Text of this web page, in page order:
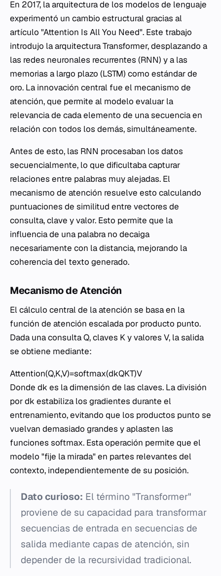
En 2017, la arquitectura de los modelos de lenguaje
experimentó un cambio estructural gracias al
artículo "Attention Is All You Need". Este trabajo
introdujo la arquitectura Transformer, desplazando a
las redes neuronales recurrentes (RNN) y a las
memorias a largo plazo (LSTM) como estándar de
oro. La innovación central fue el mecanismo de
atención, que permite al modelo evaluar la
relevancia de cada elemento de una secuencia en
relación con todos los demás, simultáneamente.
Antes de esto, las RNN procesaban los datos
secuencialmente, lo que dificultaba capturar
relaciones entre palabras muy alejadas. El
mecanismo de atención resuelve esto calculando
puntuaciones de similitud entre vectores de
consulta, clave y valor. Esto permite que la
influencia de una palabra no decaiga
necesariamente con la distancia, mejorando la
coherencia del texto generado.
Mecanismo de Atención
El cálculo central de la atención se basa en la
función de atención escalada por producto punto.
Dada una consulta Q, claves K y valores V, la salida
se obtiene mediante:
Attention(Q,K,V)=softmax(dk​​QKT​)V
Donde dk​ es la dimensión de las claves. La división
por dk​​ estabiliza los gradientes durante el
entrenamiento, evitando que los productos punto se
vuelvan demasiado grandes y aplasten las
funciones softmax. Esta operación permite que el
modelo "fije la mirada" en partes relevantes del
contexto, independientemente de su posición.
Dato curioso: El término "Transformer"
proviene de su capacidad para transformar
secuencias de entrada en secuencias de
salida mediante capas de atención, sin
depender de la recursividad tradicional.